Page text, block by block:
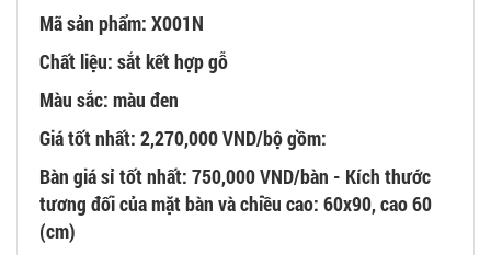
Mã sản phẩm: X001N
Chất liệu: sắt kết hợp gỗ
Màu sắc: màu đen
Giá tốt nhất: 2,270,000 VND/bộ gồm:
Bàn giá sỉ tốt nhất: 750,000 VND/bàn - Kích thước
tương đối của mặt bàn và chiều cao: 60x90, cao 60
(cm)